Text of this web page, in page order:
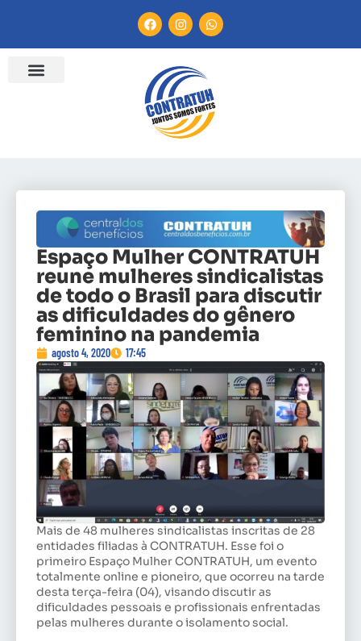
Espaço Mulher CONTRATUH
reune mulheres sindicalistas
de todo o Brasil para discutir
as dificuldades do gênero
feminino na pandemia
agosto 4, 2020 17:45
Mais de 48 mulheres sindicalistas inscritas de 28
entidades filiadas à CONTRATUH. Esse foi o
primeiro Espaço Mulher CONTRATUH, um evento
totalmente online e pioneiro, que ocorreu na tarde
desta terça-feira (04), visando discutir as
dificuldades pessoais e profissionais enfrentadas
pelas mulheres durante o isolamento social.